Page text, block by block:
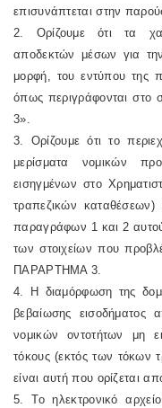
επισυνάπτεται στην
2. Ορίζουμε ότι τα
αποδεκτών μέσων για
μορφή, του εντύπου της
όπως περιγράφονται
3».
3. Ορίζουμε ότι το
μερίσματα νομικών
εισηγμένων στο
τραπεζικών
παραγράφων 1 και 2
των στοιχείων που
ΠΑΡΑΡΤΗΜΑ 3.
4. Η διαμόρφωση της
βεβαίωσης
νομικών οντοτήτων μη
τόκους (εκτός των τόκων
είναι αυτή που ορίζεται
5. Το ηλεκτρονικό